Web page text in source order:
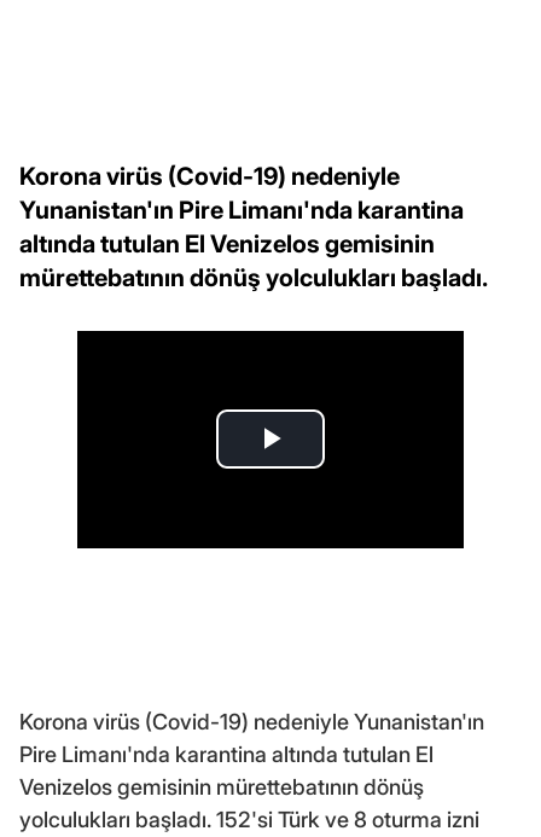
Korona virüs (Covid-19) nedeniyle
Yunanistan'ın Pire Limanı'nda karantina
altında tutulan El Venizelos gemisinin
mürettebatının dönüş yolculukları başladı.
Korona virüs (Covid-19) nedeniyle Yunanistan'ın
Pire Limanı'nda karantina altında tutulan El
Venizelos gemisinin mürettebatının dönüş
yolculukları başladı. 152'si Türk ve 8 oturma izni